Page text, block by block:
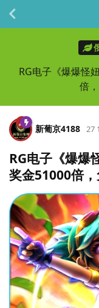
RG电子《爆爆怪
倍
新葡京4188 27
RG电子《爆爆
奖金51000倍